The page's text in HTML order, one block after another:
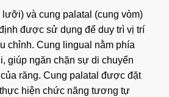
và cung palatal (cung vòm)
được sử dụng để duy trì vị trí
chỉnh. Cung lingual nằm phía
giúp ngăn chặn sự di chuyển
răng. Cung palatal được đặt
hiện chức năng tương tự